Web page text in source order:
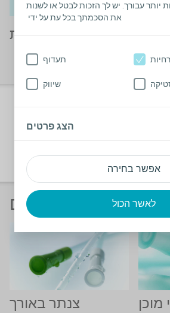
יותר עבורך. יש לך הזכות לבטל או לשנות
את הסכמתך בכל עת על ידי
אפשר בחירה
לאשר הכול
תעדוף
שיווק
הצג פרטים
בנות
בריקון שלפוחית השתן
צנתר שיתאים לצרכיו האישיים של הילד.
לו להתחיל לקחת אחריות על תהליך ריקון
מוצרים מומלצים
צנתר באורך